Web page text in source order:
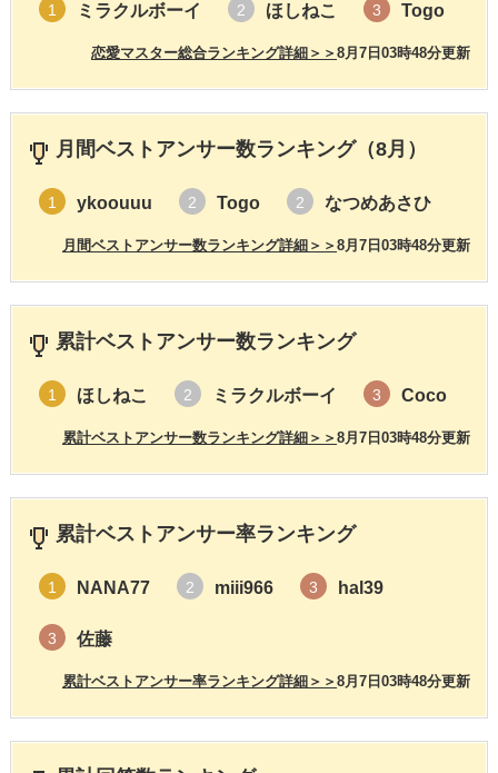
1 ミラクルボーイ 2 ほしねこ 3 Togo
8月7日03時48分更新
恋愛マスター総合ランキング詳細＞＞
月間ベストアンサー数ランキング（8月）
1 ykoouuu 2 Togo 2 なつめあさひ
8月7日03時48分更新
月間ベストアンサー数ランキング詳細＞＞
累計ベストアンサー数ランキング
1 ほしねこ 2 ミラクルボーイ 3 Coco
8月7日03時48分更新
累計ベストアンサー数ランキング詳細＞＞
累計ベストアンサー率ランキング
1 NANA77 2 miii966 3 hal39
3 佐藤
8月7日03時48分更新
累計ベストアンサー率ランキング詳細＞＞